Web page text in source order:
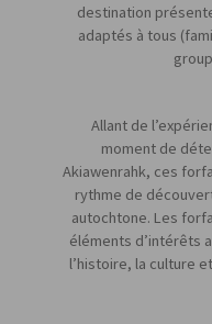
destination
adaptés à tous
Allant de
moment de
Akiawenrahk, ces
rythme de
autochtone. Les
éléments d’intérêts
l’histoire, la culture